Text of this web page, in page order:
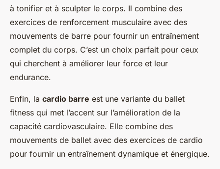
à tonifier et à sculpter le corps. Il combine des
exercices de renforcement musculaire avec des
mouvements de barre pour fournir un entraînement
complet du corps. C’est un choix parfait pour ceux
qui cherchent à améliorer leur force et leur
endurance.
Enfin, la cardio barre est une variante du ballet
fitness qui met l’accent sur l’amélioration de la
capacité cardiovasculaire. Elle combine des
mouvements de ballet avec des exercices de cardio
pour fournir un entraînement dynamique et énergique.